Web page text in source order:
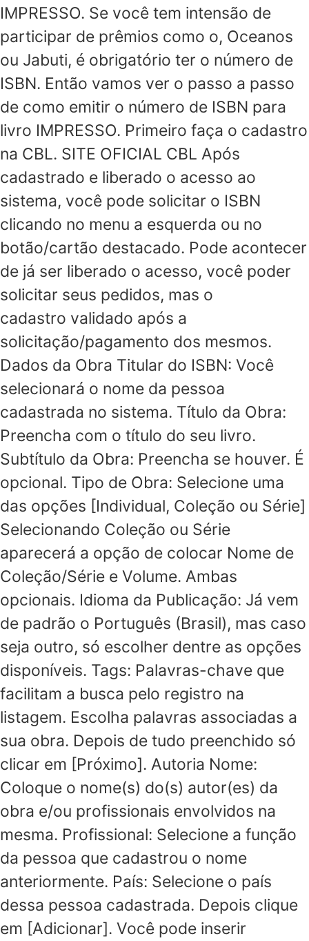
IMPRESSO. Se você tem intensão de
participar de prêmios como o, Oceanos
ou Jabuti, é obrigatório ter o número de
ISBN. Então vamos ver o passo a passo
de como emitir o número de ISBN para
livro IMPRESSO. Primeiro faça o cadastro
na CBL. SITE OFICIAL CBL Após
cadastrado e liberado o acesso ao
sistema, você pode solicitar o ISBN
clicando no menu a esquerda ou no
botão/cartão destacado. Pode acontecer
de já ser liberado o acesso, você poder
solicitar seus pedidos, mas o
cadastro validado após a
solicitação/pagamento dos mesmos.
Dados da Obra Titular do ISBN: Você
selecionará o nome da pessoa
cadastrada no sistema. Título da Obra:
Preencha com o título do seu livro.
Subtítulo da Obra: Preencha se houver. É
opcional. Tipo de Obra: Selecione uma
das opções [Individual, Coleção ou Série]
Selecionando Coleção ou Série
aparecerá a opção de colocar Nome de
Coleção/Série e Volume. Ambas
opcionais. Idioma da Publicação: Já vem
de padrão o Português (Brasil), mas caso
seja outro, só escolher dentre as opções
disponíveis. Tags: Palavras-chave que
facilitam a busca pelo registro na
listagem. Escolha palavras associadas a
sua obra. Depois de tudo preenchido só
clicar em [Próximo]. Autoria Nome:
Coloque o nome(s) do(s) autor(es) da
obra e/ou profissionais envolvidos na
mesma. Profissional: Selecione a função
da pessoa que cadastrou o nome
anteriormente. País: Selecione o país
dessa pessoa cadastrada. Depois clique
em [Adicionar]. Você pode inserir